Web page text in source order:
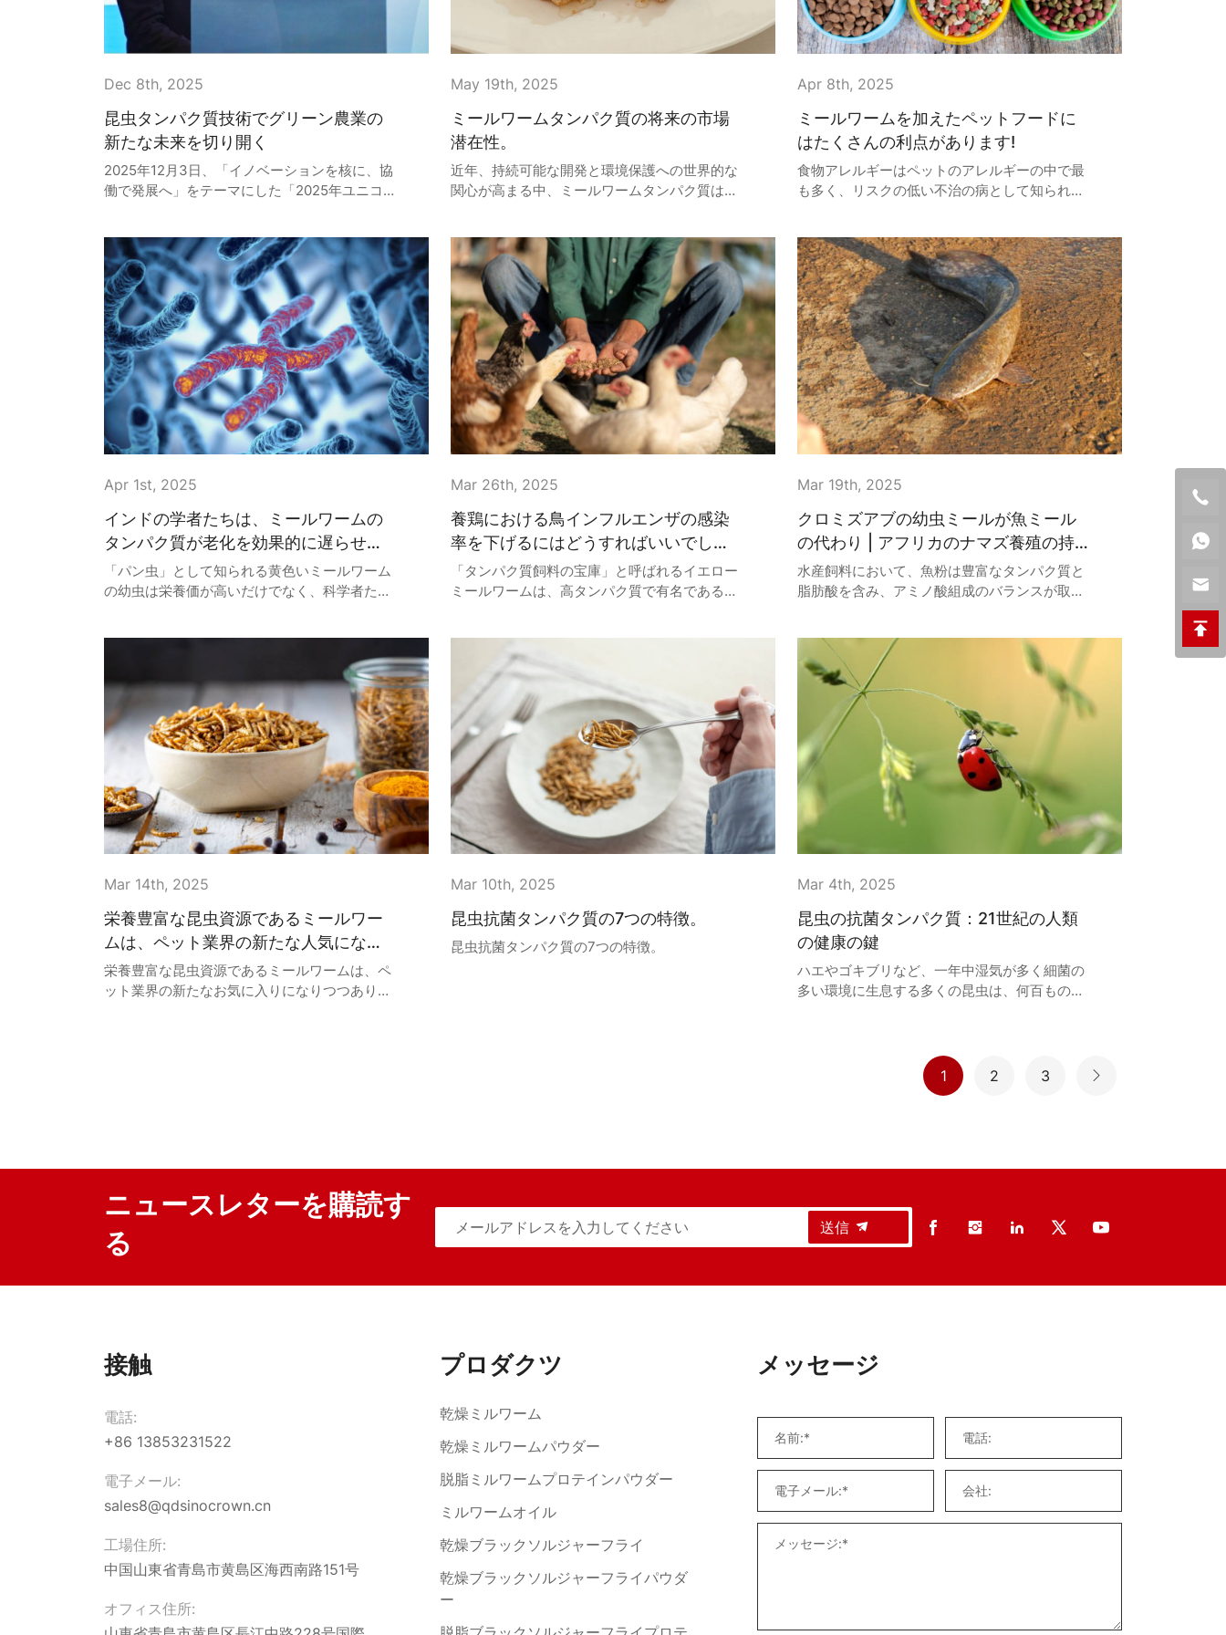
Dec 8th, 2025
昆虫タンパク質技術でグリーン農業の
新たな未来を切り開く
2025年12月3日、「イノベーションを核に、協
働で発展へ」をテーマにした「2025年ユニコ
たこの盛大なイベントにおいて、23年にわたり
バイオエンジニアリング分野に深く根ざしてき
た青島新農康源生物工程有限公司は、その革新
的な「廃棄物を宝に変える」コア技術と成熟し
た産業ソリューションにより、「2025年中国
隠れたユニコーン企業」に選出されました。こ
の認定は、同社の技術力に対する権威ある承認
であるだけでなく、グリーン循環技術による体
系的な農業変革を推進するモデルが、新たな高
品質生産性の重要な要素として認められたこと
を意味します。
May 19th, 2025
ミールワームタンパク質の将来の市場
潜在性。
近年、持続可能な開発と環境保護への世界的な
関心が高まる中、ミールワームタンパク質は、
ルワームタンパク質は、その高い栄養価、環境
に優しい特性、そして幅広い応用の可能性によ
り、タンパク質源に対する従来の認識を変えつ
つあります。本稿では、食品、農業、飼料、バ
イオマテリアルなどの分野におけるミールワー
ムタンパク質の役割と可能性を探ります。
Apr 8th, 2025
ミールワームを加えたペットフードに
はたくさんの利点があります!
食物アレルギーはペットのアレルギーの中で最
も多く、リスクの低い不治の病として知られて
けでなく、無害な物質（アレルゲン）にも過剰
反応してしまいます...
Apr 1st, 2025
インドの学者たちは、ミールワームの
タンパク質が老化を効果的に遅らせ、
健康を改善できることを発見した。
「パン虫」として知られる黄色いミールワーム
の幼虫は栄養価が高いだけでなく、科学者たち
Mar 26th, 2025
養鶏における鳥インフルエンザの感染
率を下げるにはどうすればいいでしょ
うか？
「タンパク質飼料の宝庫」と呼ばれるイエロー
ミールワームは、高タンパク質で有名であるだ
ではありませんが、養殖業界に予期せぬ利益を
もたらす可能性があります。
Mar 19th, 2025
クロミズアブの幼虫ミールが魚ミール
の代わり | アフリカのナマズ養殖の持
続化を支援
水産飼料において、魚粉は豊富なタンパク質と
脂肪酸を含み、アミノ酸組成のバランスが取れ
しかし、魚粉生産のための野生魚の乱獲は、生
態環境に大きな圧力をもたらしています。同時
に、魚粉価格の継続的な上昇は、養殖業の利益
率を圧迫し、養殖業と人間の消費の間で資源を
めぐる競争を引き起こしています。そのため、
栄養価が高く持続可能な魚粉の代替品を見つけ
ることは、養殖業の分野で解決すべき緊急の問
題となっています。
Mar 14th, 2025
栄養豊富な昆虫資源であるミールワー
ムは、ペット業界の新たな人気になり
つつあります。
栄養豊富な昆虫資源であるミールワームは、ペ
ット業界の新たなお気に入りになりつつありま
ムの高まりとともに、高タンパク質代替品とし
てのミールワームの潜在力が徐々に探求されて
います。
Mar 10th, 2025
昆虫抗菌タンパク質の7つの特徴。
昆虫抗菌タンパク質の7つの特徴。
Mar 4th, 2025
昆虫の抗菌タンパク質：21世紀の人類
の健康の鍵
ハエやゴキブリなど、一年中湿気が多く細菌の
多い環境に生息する多くの昆虫は、何百もの病
1 2 3
ニュースレターを購読す
る
送信
接触
電話:
+86 13853231522
電子メール:
sales8@qdsinocrown.cn
工場住所:
中国山東省青島市黄島区海西南路151号
オフィス住所:
プロダクツ
乾燥ミルワーム
乾燥ミルワームパウダー
脱脂ミルワームプロテインパウダー
ミルワームオイル
乾燥ブラックソルジャーフライ
乾燥ブラックソルジャーフライパウダ
ー
メッセージ